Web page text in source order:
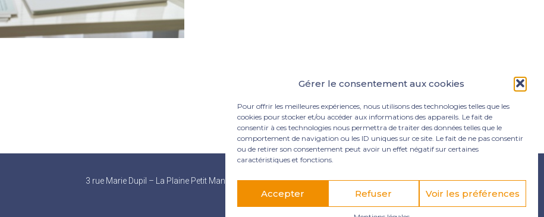
Gérer le consentement aux cookies
Pour offrir les meilleures expériences, nous utilisons des technologies telles que les
cookies pour stocker et/ou accéder aux informations des appareils. Le fait de
consentir à ces technologies nous permettra de traiter des données telles que le
comportement de navigation ou les ID uniques sur ce site. Le fait de ne pas consentir
ou de retirer son consentement peut avoir un effet négatif sur certaines
caractéristiques et fonctions.
Accepter Refuser Voir les préférences
Principale
3 rue Marie Dupil – La Plaine Petit Manoir – 97232 Le Lamentin 05 96 50 55 00 contact@mgexpertise.fr